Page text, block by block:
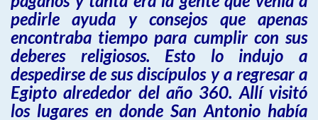
pedirle ayuda y consejos que apenas
encontraba tiempo para cumplir con sus
deberes religiosos. Esto lo indujo a
despedirse de sus discípulos y a regresar a
Egipto alrededor del año 360. Allí visitó
los lugares en donde San Antonio había